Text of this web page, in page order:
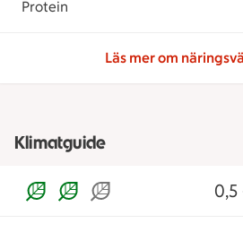
Protein
Läs mer om
Klimatguide
0,5